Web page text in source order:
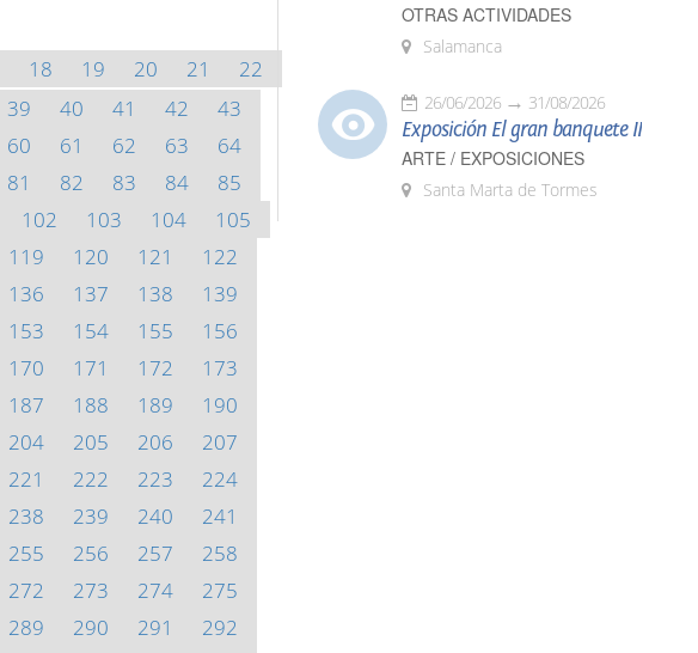
18 19 20 21
22
39 40 41 42
43
60 61 62 63
64
81 82 83 84
85
102 103 104
105
119 120 121
122
136 137 138
139
153 154 155
156
170 171 172
173
187 188 189
190
204 205 206
207
221 222 223
224
238 239 240
241
255 256 257
258
272 273 274
275
289 290 291
292
OTRAS ACTIVIDADES
Salamanca
26/06/2026 31/08/2026
Exposición El gran banquete II
ARTE / EXPOSICIONES
Santa Marta de Tormes